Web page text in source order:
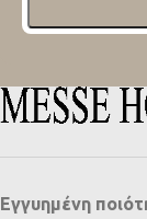
Εγγυημένη